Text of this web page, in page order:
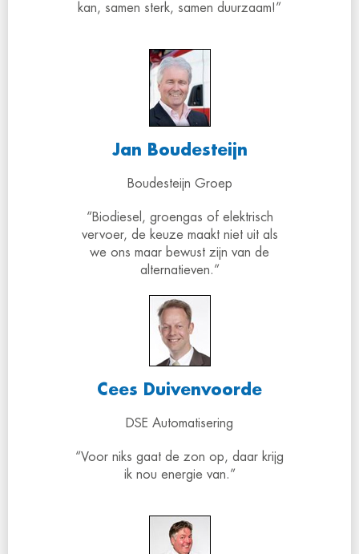
kan, samen sterk, samen duurzaam!”
Jan Boudesteijn
Boudesteijn Groep
“Biodiesel, groengas of elektrisch
vervoer, de keuze maakt niet uit als
we ons maar bewust zijn van de
alternatieven.”
Cees Duivenvoorde
DSE Automatisering
“Voor niks gaat de zon op, daar krijg
ik nou energie van.”